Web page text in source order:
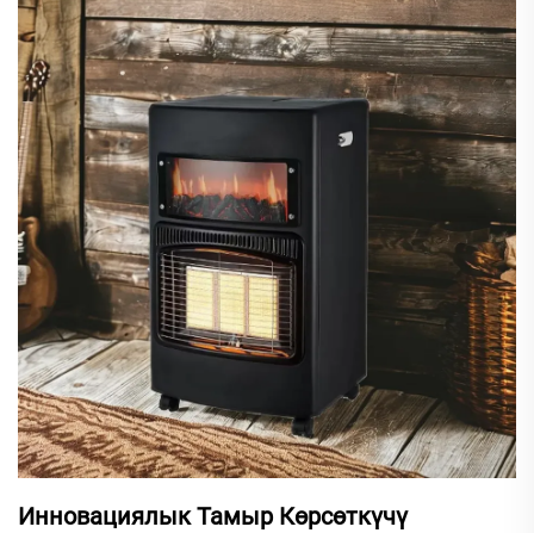
Инновациялык Тамыр Көрсөткүчү